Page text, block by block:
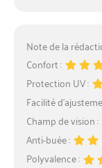
Note de la
Confort :
Protection UV :
Facilité
Champ de vision :
Anti-buée :
Polyvalence :